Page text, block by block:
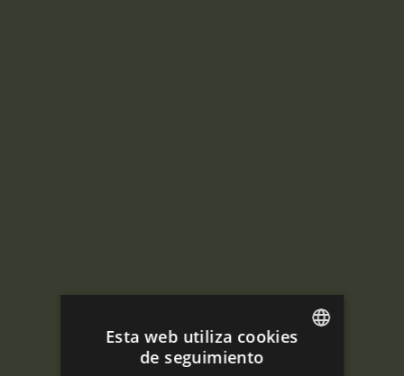
Esta web utiliza cookies
de seguimiento